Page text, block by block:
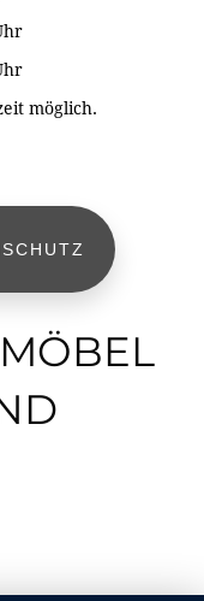
möglich.